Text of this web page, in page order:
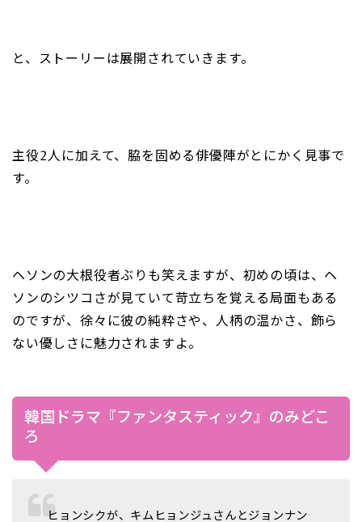
と、ストーリーは展開されていきます。
主役2人に加えて、脇を固める俳優陣がとにかく見事で
す。
ヘソンの大根役者ぶりも笑えますが、初めの頃は、ヘ
ソンのシツコさが見ていて苛立ちを覚える局面もある
のですが、徐々に彼の純粋さや、人柄の温かさ、飾ら
ない優しさに魅力されますよ。
韓国ドラマ『ファンタスティック』のみどこ
ろ
ヒョンシクが、キムヒョンジュさんとジョンナン